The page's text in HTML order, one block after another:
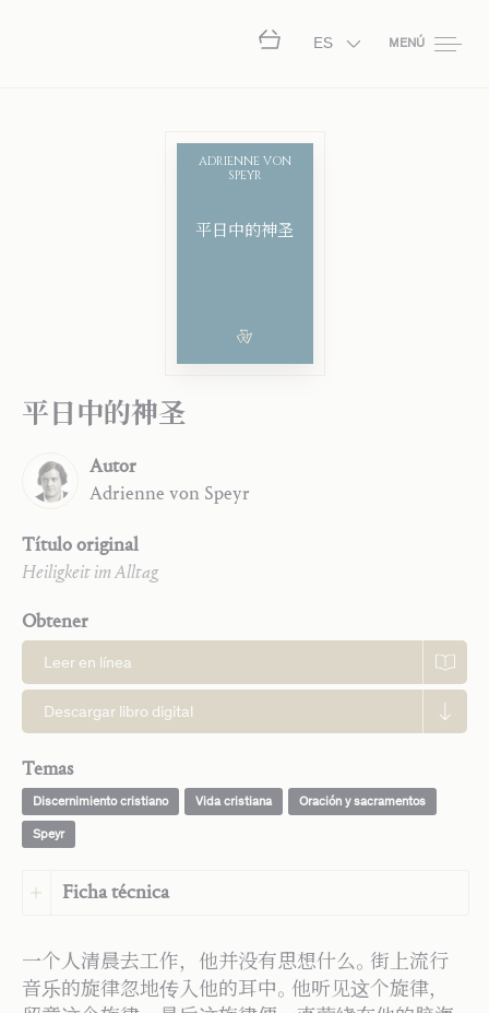
ES MENÚ
平日中的神圣
ADRIENNE VON
SPEYR
平日中的神圣
Autor
Adrienne von Speyr
Título original
Heiligkeit im Alltag
Obtener
Leer en línea
Descargar libro digital
Temas
Discernimiento cristiano Vida cristiana Oración y sacramentos
Speyr
Ficha técnica
Idioma original: Alemán
Editorial: Saint John Publications
一个人清晨去工作，他并没有思想什么。街上流行
音乐的旋律忽地传入他的耳中。他听见这个旋律，